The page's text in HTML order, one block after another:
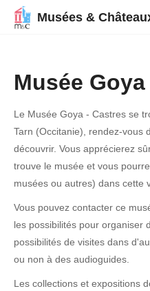
Musées &
Musée
Le Musée Goya - Castres se
Tarn (Occitanie), rendez-vous
découvrir. Vous apprécierez
trouve le musée et vous
musées ou autres) dans cette
Vous pouvez contacter ce
les possibilités pour organiser
possibilités de visites dans
ou non à des audioguides.
Les collections et expositions